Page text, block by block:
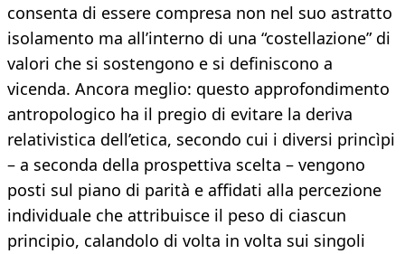
consenta di essere compresa non nel suo astratto
isolamento ma all’interno di una “costellazione” di
valori che si sostengono e si definiscono a
vicenda. Ancora meglio: questo approfondimento
antropologico ha il pregio di evitare la deriva
relativistica dell’etica, secondo cui i diversi princìpi
– a seconda della prospettiva scelta – vengono
posti sul piano di parità e affidati alla percezione
individuale che attribuisce il peso di ciascun
principio, calandolo di volta in volta sui singoli